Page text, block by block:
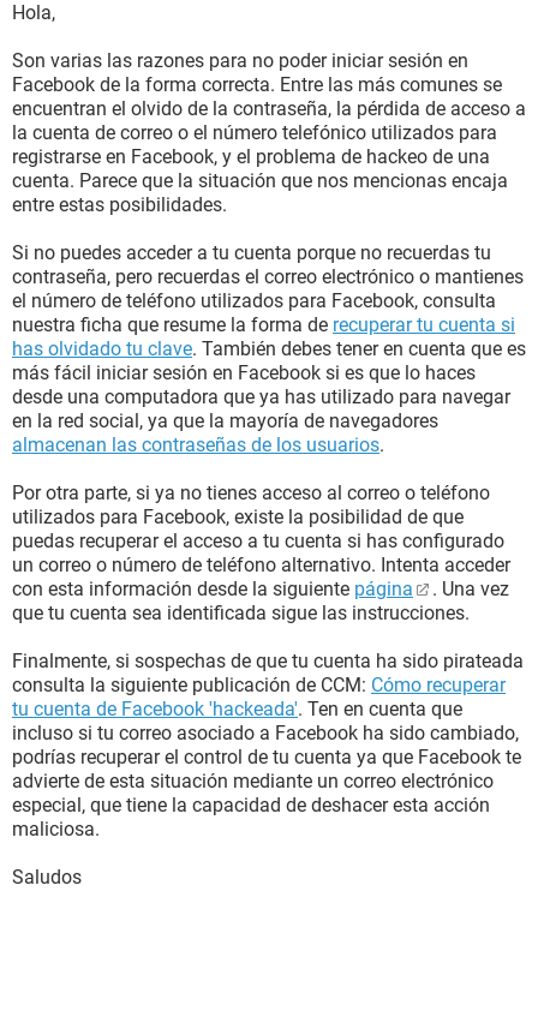
Hola,
Son varias las razones para no poder iniciar sesión en
Facebook de la forma correcta. Entre las más comunes se
encuentran el olvido de la contraseña, la pérdida de acceso a
la cuenta de correo o el número telefónico utilizados para
registrarse en Facebook, y el problema de hackeo de una
cuenta. Parece que la situación que nos mencionas encaja
entre estas posibilidades.
Si no puedes acceder a tu cuenta porque no recuerdas tu
contraseña, pero recuerdas el correo electrónico o mantienes
el número de teléfono utilizados para Facebook, consulta
nuestra ficha que resume la forma de recuperar tu cuenta si
has olvidado tu clave. También debes tener en cuenta que es
más fácil iniciar sesión en Facebook si es que lo haces
desde una computadora que ya has utilizado para navegar
en la red social, ya que la mayoría de navegadores
almacenan las contraseñas de los usuarios.
Por otra parte, si ya no tienes acceso al correo o teléfono
utilizados para Facebook, existe la posibilidad de que
puedas recuperar el acceso a tu cuenta si has configurado
un correo o número de teléfono alternativo. Intenta acceder
con esta información desde la siguiente página
. Una vez
que tu cuenta sea identificada sigue las instrucciones.
Finalmente, si sospechas de que tu cuenta ha sido pirateada
consulta la siguiente publicación de CCM: Cómo recuperar
tu cuenta de Facebook 'hackeada'. Ten en cuenta que
incluso si tu correo asociado a Facebook ha sido cambiado,
podrías recuperar el control de tu cuenta ya que Facebook te
advierte de esta situación mediante un correo electrónico
especial, que tiene la capacidad de deshacer esta acción
maliciosa.
Saludos